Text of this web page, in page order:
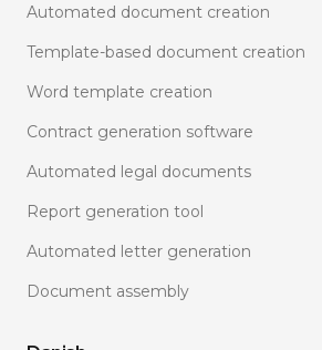
Automated document creation
Template-based document creation
Word template creation
Contract generation software
Automated legal documents
Report generation tool
Automated letter generation
Document assembly